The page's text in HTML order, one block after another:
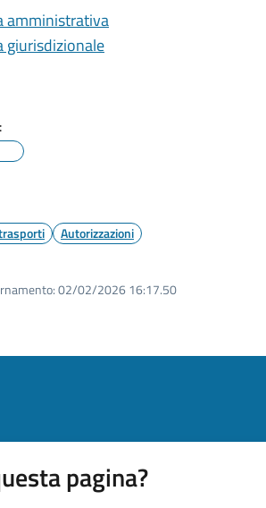
amministrativa
giurisdizionale
Autorizzazioni
02/02/2026 16:17.50
pagina?